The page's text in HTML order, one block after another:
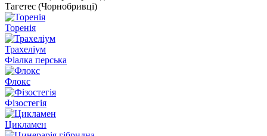
Тагетес (Чорнобривці)
Торенія
Трахеліум
Фіалка перська
Флокс
Фізостегія
Цикламен